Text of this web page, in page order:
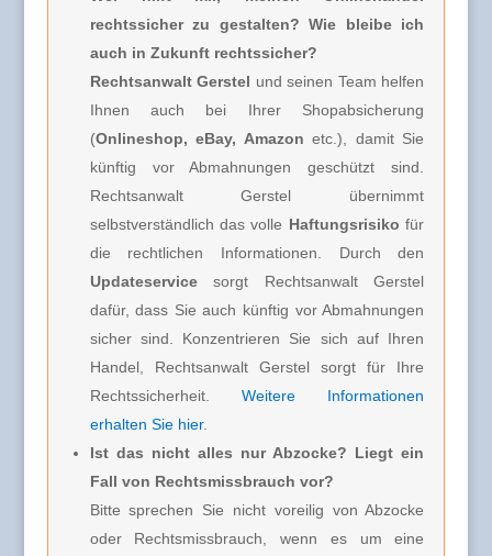
rechtssicher zu gestalten? Wie bleibe ich
auch in Zukunft rechtssicher?
Rechtsanwalt Gerstel und seinen Team helfen
Ihnen auch bei Ihrer Shopabsicherung
(Onlineshop, eBay, Amazon etc.), damit Sie
künftig vor Abmahnungen geschützt sind.
Rechtsanwalt Gerstel übernimmt
selbstverständlich das volle Haftungsrisiko für
die rechtlichen Informationen. Durch den
Updateservicesorgt Rechtsanwalt Gerstel
dafür, dass Sie auch künftig vor Abmahnungen
sicher sind. Konzentrieren Sie sich auf Ihren
Handel, Rechtsanwalt Gerstel sorgt für Ihre
Rechtssicherheit. Weitere Informationen
erhalten Sie hier.
Ist das nicht alles nur Abzocke? Liegt ein
Fall von Rechtsmissbrauch vor?
Bitte sprechen Sie nicht voreilig von Abzocke
oder Rechtsmissbrauch, wenn es um eine